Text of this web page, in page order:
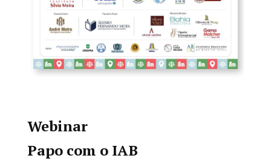
Webinar
Papo com o IAB